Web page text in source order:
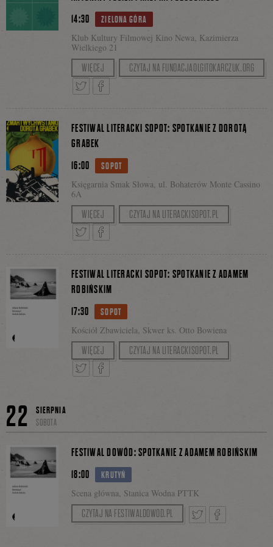
się
na
14:30 ZIELONA GÓRA
Klub Kultury Filmowej Kino Newa, Kazimierza
Wielkiego 21
Zwrot ludowy. Z Anetą Godynią (Wiejskie dzieci.
Kiedy nasi przodkowie byli mali
Pobłockim (
wiejskich kobiet) rozmawia Amelia Sarnowska.
WIĘCEJ CZYTAJ NA FUNDACJAOLGITOKARCZUK.ORG
się
na
16:00 SOPOT
Księgarnia Smak Słowa, ul. Bohaterów Monte Cassino
6A
FESTIWAL LITERACKI SOPOT: SPOTKANIE Z DOROTĄ
GRABEK
Cykl DEBIUTY
Prowadzenie: Joanna Borowik
WIĘCEJ CZYTAJ NA LITERACKISOPOT.PL
się
na
17:30 SOPOT
Kościół Zbawiciela, Skwer ks. Otto Bowiena
FESTIWAL LITERACKI SOPOT: SPOTKANIE Z ADAMEM
ROBIŃSKIM
Cykl MY
Prowadzenie Ana Matusevič
WIĘCEJ CZYTAJ NA LITERACKISOPOT.PL
się
na
22
SIERPNIA
SOBOTA
18:00 KRUTYŃ
Scena główna, Stanica Wodna PTTK
FESTIWAL DOWÓD: SPOTKANIE Z ADAMEM ROBIŃSKIM
CZYTAJ NA FESTIWALDOWOD.PL